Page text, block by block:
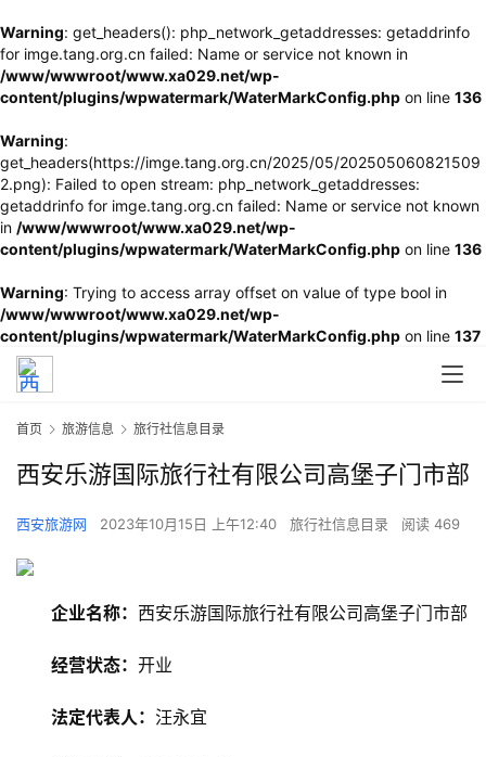
Warning: get_headers(): php_network_getaddresses: getaddrinfo
for imge.tang.org.cn failed: Name or service not known in
/www/wwwroot/www.xa029.net/wp-
content/plugins/wpwatermark/WaterMarkConfig.php on line 136
Warning:
get_headers(https://imge.tang.org.cn/2025/05/202505060821509
2.png): Failed to open stream: php_network_getaddresses:
getaddrinfo for imge.tang.org.cn failed: Name or service not known
in /www/wwwroot/www.xa029.net/wp-
content/plugins/wpwatermark/WaterMarkConfig.php on line 136
Warning: Trying to access array offset on value of type bool in
/www/wwwroot/www.xa029.net/wp-
content/plugins/wpwatermark/WaterMarkConfig.php on line 137
首页 旅游信息 旅行社信息目录
西安乐游国际旅行社有限公司高堡子门市部
西安旅游网 2023年10月15日 上午12:40 旅行社信息目录 阅读 469
企业名称： 西安乐游国际旅行社有限公司高堡子门市部
经营状态： 开业
法定代表人： 汪永宜